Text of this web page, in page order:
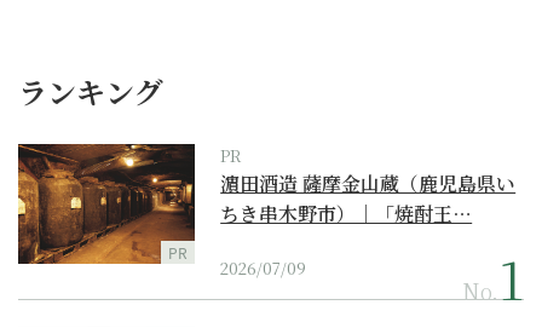
ランキング
PR
PR
濵田酒造 薩摩金山蔵（鹿児島県い
ちき串木野市）｜「焼酎王…
2026/07/09
No.